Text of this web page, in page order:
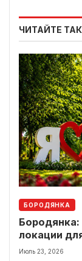
ЧИТАЙТЕ
БОРОДЯНКА
Бородянка:
локации
Июль 23, 2026